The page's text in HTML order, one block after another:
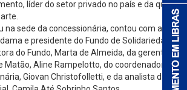
líder do setor privado no país e da qual a
na sede da concessionária, contou com a
e presidente do Fundo de Solidariedade,
do Fundo, Marta de Almeida, da gerente
Matão, Aline Rampelotto, do coordenador de
Giovan Christofolletti, e da analista de